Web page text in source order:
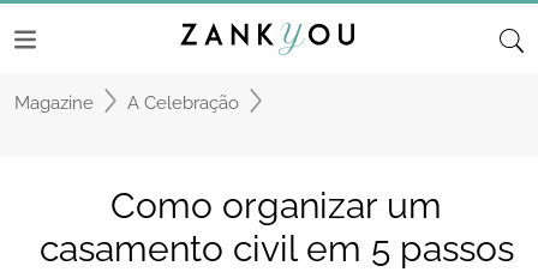
Magazine A Celebração
Como organizar um
casamento civil em 5 passos